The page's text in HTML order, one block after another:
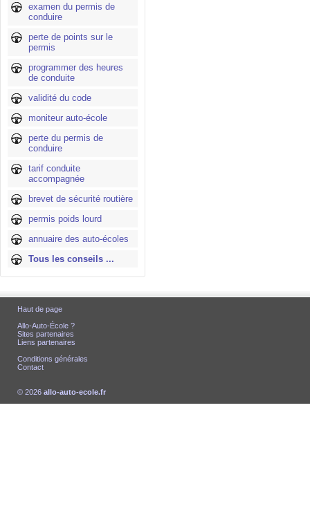
examen du permis de
conduire
perte de points sur le
permis
programmer des heures
de conduite
validité du code
moniteur auto-école
perte du permis de
conduire
tarif conduite
accompagnée
brevet de sécurité routière
permis poids lourd
annuaire des auto-écoles
Tous les conseils ...
Haut de page
Allo-Auto-École ?
Sites partenaires
Liens partenaires
Conditions générales
Contact
© 2026 allo-auto-ecole.fr